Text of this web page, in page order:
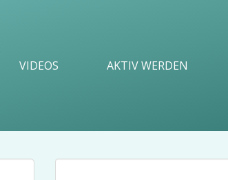
VIDEOS AKTIV WERDEN